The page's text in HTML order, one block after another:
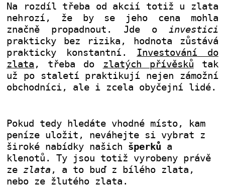
Na rozdíl třeba od akcií totiž u zlata
nehrozí, že by se jeho cena mohla
značně propadnout. Jde o investici
prakticky bez rizika, hodnota zůstává
prakticky konstantní. Investování do
zlata , třeba do zlatých přívěsků tak
už po staletí praktikují nejen zámožní
obchodníci, ale i zcela obyčejní lidé.
Pokud tedy hledáte vhodné místo, kam
peníze uložit, neváhejte si vybrat z
široké nabídky našich šperků a
klenotů. Ty jsou totiž vyrobeny právě
ze zlata , a to buď z bílého zlata,
nebo ze žlutého zlata.